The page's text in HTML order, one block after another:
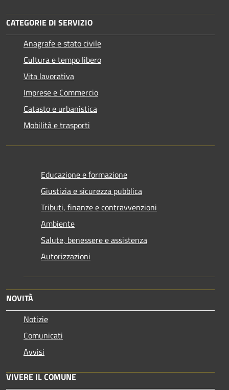
CATEGORIE DI SERVIZIO
Anagrafe e stato civile
Cultura e tempo libero
Vita lavorativa
Imprese e Commercio
Catasto e urbanistica
Mobilità e trasporti
Educazione e formazione
Giustizia e sicurezza pubblica
Tributi, finanze e contravvenzioni
Ambiente
Salute, benessere e assistenza
Autorizzazioni
NOVITÀ
Notizie
Comunicati
Avvisi
VIVERE IL COMUNE